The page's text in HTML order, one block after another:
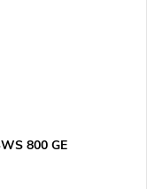
800 GE